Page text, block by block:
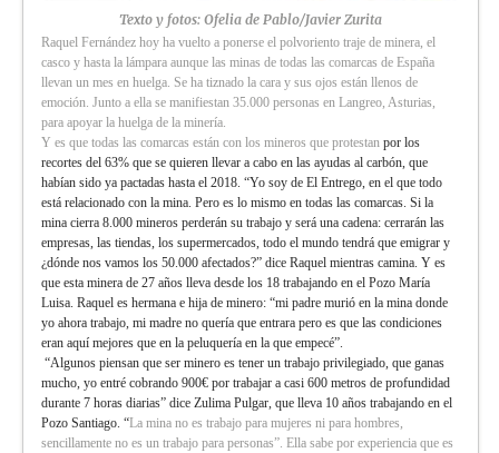
Texto y fotos: Ofelia de Pablo/Javier Zurita
Raquel Fernández hoy ha vuelto a ponerse el polvoriento traje de minera, el
casco y hasta la lámpara aunque las minas de todas las comarcas de España
llevan un mes en huelga. Se ha tiznado la cara y sus ojos están llenos de
emoción. Junto a ella se manifiestan 35.000 personas en Langreo, Asturias,
para apoyar la huelga de la minería.
Y es que todas las comarcas están con los mineros que protestanpor los
recortes del 63% que se quieren llevar a cabo en las ayudas al carbón, que
habían sido ya pactadas hasta el 2018. “Yo soy de El Entrego, en el que todo
está relacionado con la mina. Pero es lo mismo en todas las comarcas. Si la
mina cierra 8.000 mineros perderán su trabajo y será una cadena: cerrarán las
empresas, las tiendas, los supermercados, todo el mundo tendrá que emigrar y
¿dónde nos vamos los 50.000 afectados?” dice Raquel mientras camina. Y es
que esta minera de 27 años lleva desde los 18 trabajando en el Pozo María
Luisa. Raquel es hermana e hija de minero: “mi padre murió en la mina donde
yo ahora trabajo, mi madre no quería que entrara pero es que las condiciones
eran aquí mejores que en la peluquería en la que empecé”.
“Algunos piensan que ser minero es tener un trabajo privilegiado, que ganas
mucho, yo entré cobrando 900€ por trabajar a casi 600 metros de profundidad
durante 7 horas diarias” dice Zulima Pulgar, que lleva 10 años trabajando en el
Pozo Santiago. “La mina no es trabajo para mujeres ni para hombres,
sencillamente no es un trabajo para personas”. Ella sabe por experiencia que es